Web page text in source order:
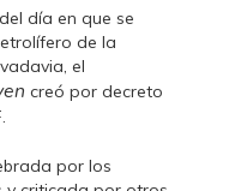
día en que se
de la
el
creó por decreto
por los